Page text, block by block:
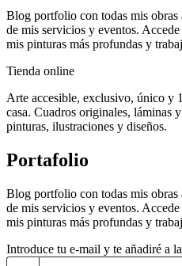
Blog portfolio con todas mis
de mis servicios y eventos.
mis pinturas más profundas y
Tienda online
Arte accesible, exclusivo, único y
casa. Cuadros originales, láminas
pinturas, ilustraciones y diseños.
Portafolio
Blog portfolio con todas mis
de mis servicios y eventos.
mis pinturas más profundas y
Introduce tu e-mail y te añadiré a